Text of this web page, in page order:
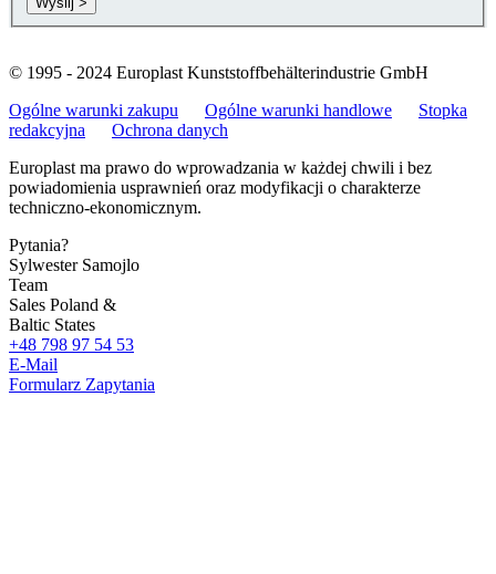
© 1995 - 2024 Europlast Kunststoffbehälterindustrie GmbH
Ogólne warunki zakupu
Ogólne warunki handlowe
Stopka
redakcyjna
Ochrona danych
Europlast ma prawo do wprowadzania w każdej chwili i bez
powiadomienia usprawnień oraz modyfikacji o charakterze
techniczno-ekonomicznym.
Pytania?
Sylwester Samojlo
Team
Sales Poland &
Baltic States
+48 798 97 54 53
E-Mail
Formularz Zapytania